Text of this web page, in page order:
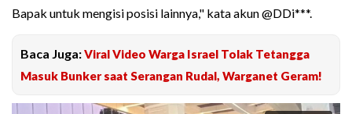
Bapak untuk mengisi posisi lainnya," kata akun @DDi***.
Baca Juga:Viral Video Warga Israel Tolak Tetangga
Masuk Bunker saat Serangan Rudal, Warganet Geram!